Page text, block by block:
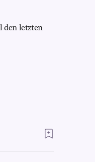
den letzten